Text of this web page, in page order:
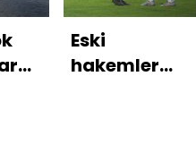
Eski
hakemler